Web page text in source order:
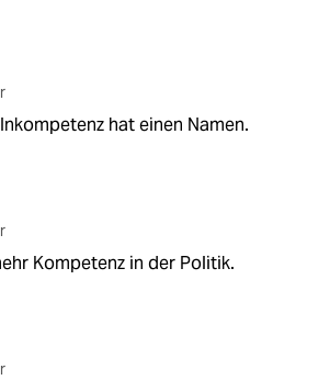
hat einen Namen.
Kompetenz in der Politik.